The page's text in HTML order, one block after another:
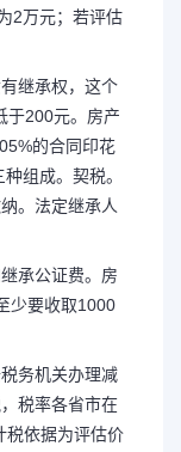
2万元；若评估
继承权，这个
于200元。房产
的合同印花
组成。契税。
。法定继承人
承公证费。房
少要收取1000
务机关办理减
税率各省市在
税依据为评估价